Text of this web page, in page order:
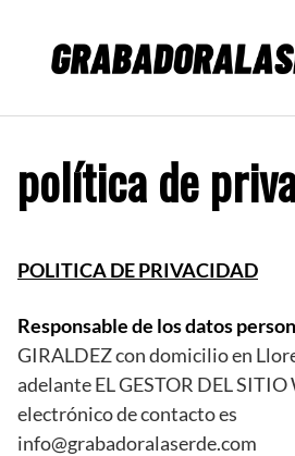
contenido
política de
POLITICA DE PRIVACIDAD
Responsable de los datos
GIRALDEZ con domicilio en
adelante EL GESTOR DEL
electrónico de contacto es
info@grabadoralaserde.com